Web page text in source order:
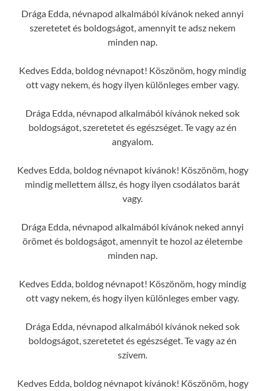
Drága Edda, névnapod alkalmából kívánok neked annyi
szeretetet és boldogságot, amennyit te adsz nekem
minden nap.
Kedves Edda, boldog névnapot! Köszönöm, hogy mindig
ott vagy nekem, és hogy ilyen különleges ember vagy.
Drága Edda, névnapod alkalmából kívánok neked sok
boldogságot, szeretetet és egészséget. Te vagy az én
angyalom.
Kedves Edda, boldog névnapot kívánok! Köszönöm, hogy
mindig mellettem állsz, és hogy ilyen csodálatos barát
vagy.
Drága Edda, névnapod alkalmából kívánok neked annyi
örömet és boldogságot, amennyit te hozol az életembe
minden nap.
Kedves Edda, boldog névnapot! Köszönöm, hogy mindig
ott vagy nekem, és hogy ilyen különleges ember vagy.
Drága Edda, névnapod alkalmából kívánok neked sok
boldogságot, szeretetet és egészséget. Te vagy az én
szívem.
Kedves Edda, boldog névnapot kívánok! Köszönöm, hogy